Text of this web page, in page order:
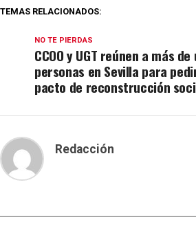
TEMAS RELACIONADOS:
NO TE PIERDAS
CCOO y UGT reúnen a más
personas en Sevilla para
pacto de reconstrucción
Redacción